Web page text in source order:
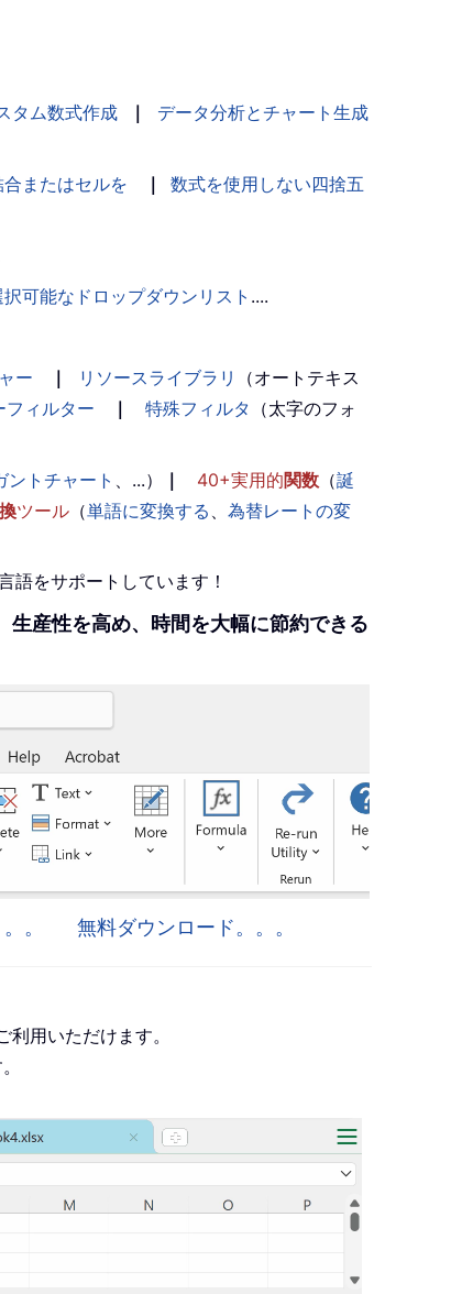
タム数式作成 ｜
データ分析とチャート生成
またはセルを ｜
数式を使用しない四捨五
可能なドロップダウンリスト ....
ー ｜ リソースライブラリ
（オートテキス
フィルター ｜ 特殊フィルタ （太字のフォ
ントチャート 、...） ｜ 40+実用的関数 （誕
ツール （単語に変換する 、 為替レートの変
をサポートしています！
産性を高め、時間を大幅に節約できる
。 無料ダウンロード。。。
用いただけます。